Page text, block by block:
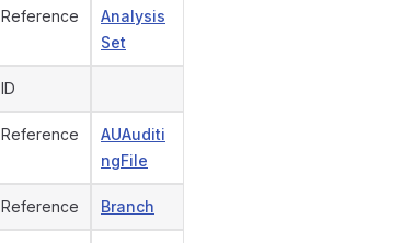
Reference
Analysis
Set
ID
Reference
AUAuditi
ngFile
Reference Branch